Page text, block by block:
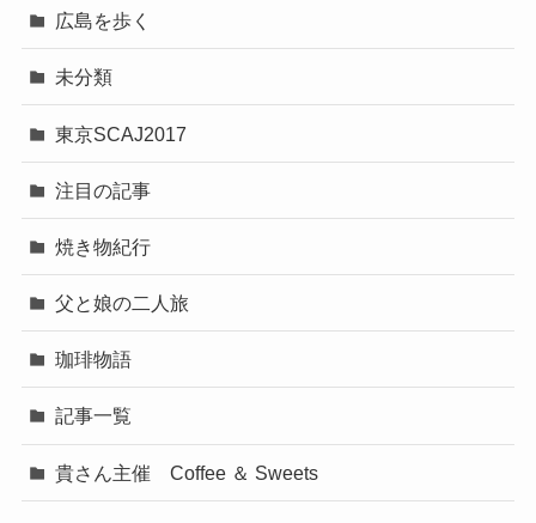
広島を歩く
未分類
東京SCAJ2017
注目の記事
焼き物紀行
父と娘の二人旅
珈琲物語
記事一覧
貴さん主催 Coffee ＆ Sweets